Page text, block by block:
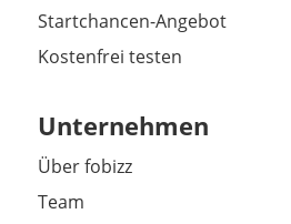
Startchancen-Angebot
Kostenfrei testen
Unternehmen
Über fobizz
Team